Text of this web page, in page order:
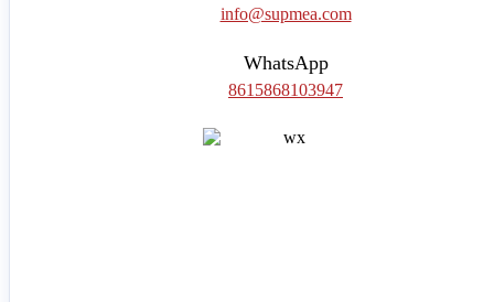
info@supmea.com
WhatsApp
8615868103947